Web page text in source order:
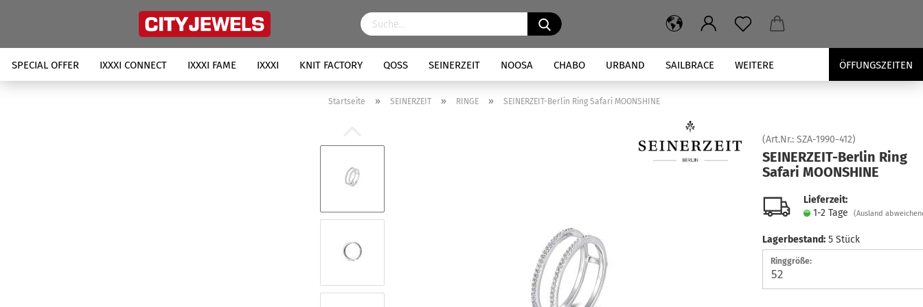
SPECIAL OFFER IXXXI CONNECT IXXXI FAME IXXXI KNIT FACTORY QOSS SEINERZEIT NOOSA CHABO URBAND SAILBRACE ÖFFUNGSZEITEN
WEITERE
Startseite » SEINERZEIT » RINGE » SEINERZEIT-Berlin Ring Safari MOONSHINE
(Art.Nr.: SZA-1990-412)
SEINERZEIT-​Berlin Ring
Sa­fa­ri MOONS­HI­NE
Lieferzeit:
1-2 Tage
(Ausland
Lagerbestand: 5 Stück
Ringgröße: